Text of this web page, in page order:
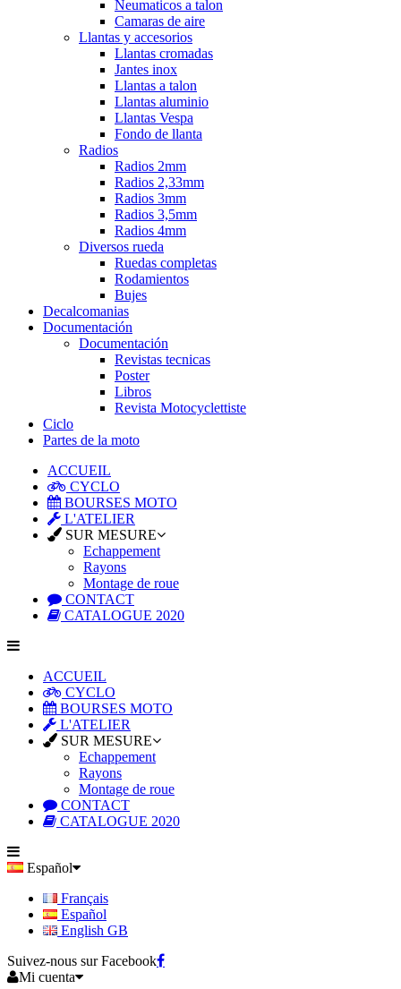
Neumaticos a talon
Camaras de aire
Llantas y accesorios
Llantas cromadas
Jantes inox
Llantas a talon
Llantas aluminio
Llantas Vespa
Fondo de llanta
Radios
Radios 2mm
Radios 2,33mm
Radios 3mm
Radios 3,5mm
Radios 4mm
Diversos rueda
Ruedas completas
Rodamientos
Bujes
Decalcomanias
Documentación
Documentación
Revistas tecnicas
Poster
Libros
Revista Motocyclettiste
Ciclo
Partes de la moto
ACCUEIL
CYCLO
BOURSES MOTO
L'ATELIER
SUR MESURE
Echappement
Rayons
Montage de roue
CONTACT
CATALOGUE 2020
ACCUEIL
CYCLO
BOURSES MOTO
L'ATELIER
SUR MESURE
Echappement
Rayons
Montage de roue
CONTACT
CATALOGUE 2020
Español
Français
Español
English GB
Suivez-nous sur Facebook
Mi cuenta